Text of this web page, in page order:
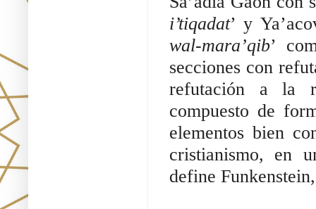
i’tiqadat’ y
wal-mara’qib’
secciones con
refutación a la
compuesto de
elementos bien
cristianismo, en
define